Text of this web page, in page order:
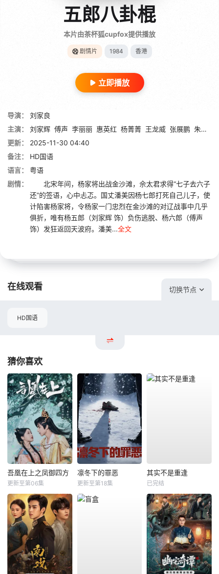
五郎八卦棍
本片由茶杯狐cupfox提供播放
剧情片 1984 香港
立即播放
导演：
刘家良
主演：
刘家辉 傅声 李丽丽 惠英红 杨菁菁 王龙威 张展鹏 朱铁和
更新：
2025-11-30 04:40
备注：
HD国语
语言：
粤语
剧情：
北宋年间，杨家将出战金沙滩，佘太君求得“七子去六子
还”的签语，心中忐忑。国丈潘美因杨七郎打死自己儿子，使
计陷害杨家将，令杨家一门忠烈在金沙滩的对辽战事中几乎
俱折，唯有杨五郎（刘家辉 饰）负伤逃脱、杨六郎（傅声
饰）发狂返回天波府。潘美...全文
在线观看 切换节点
HD国语
猜你喜欢
吾凰在上之凤御四方
更新至第06集
凛冬下的罪恶
更新至第18集
其实不是重逢
已完结